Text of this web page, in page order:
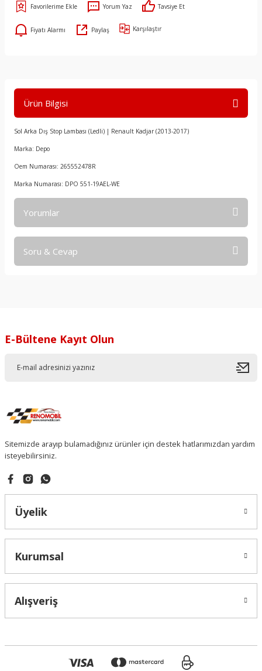
Yorum Yaz Tavsiye Et
Fiyatı Alarmı Paylaş Karşılaştır
Ürün Bilgisi
Sol Arka Dış Stop Lambası (Ledli) | Renault Kadjar (2013-2017)
Marka: Depo
Oem Numarası: 265552478R
Marka Numarası: DPO 551-19AEL-WE
Yorumlar
Soru & Cevap
E-Bültene Kayıt Olun
Sitemizde arayıp bulamadığınız ürünler için destek hatlarımızdan yardım
isteyebilirsiniz.
Üyelik
Kurumsal
Alışveriş